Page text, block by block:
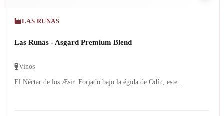
LAS RUNAS
Las Runas - Asgard Premium Blend
Vinos
El Néctar de los Æsir. Forjado bajo la égida de Odín, este...